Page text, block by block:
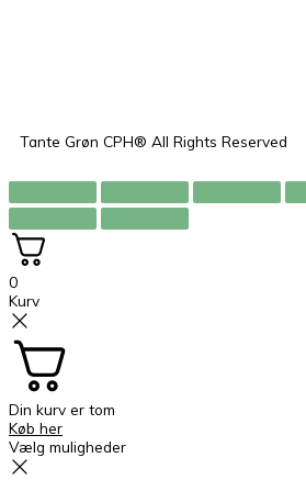
e
b
k
t
a
m
Tante Grøn CPH® All Rights Reserved
0
Kurv
Din kurv er tom
Køb her
Vælg muligheder